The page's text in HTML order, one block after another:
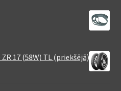
17 (58W) TL (priekšējā)